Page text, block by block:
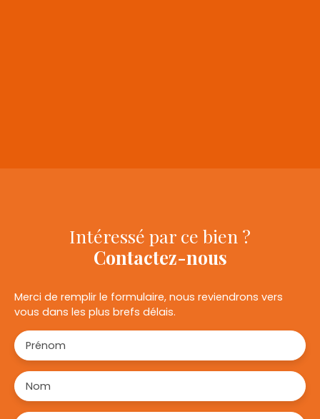
Intéressé par ce bien ?
Contactez-nous
Merci de remplir le formulaire, nous reviendrons vers
vous dans les plus brefs délais.
Prénom
Nom